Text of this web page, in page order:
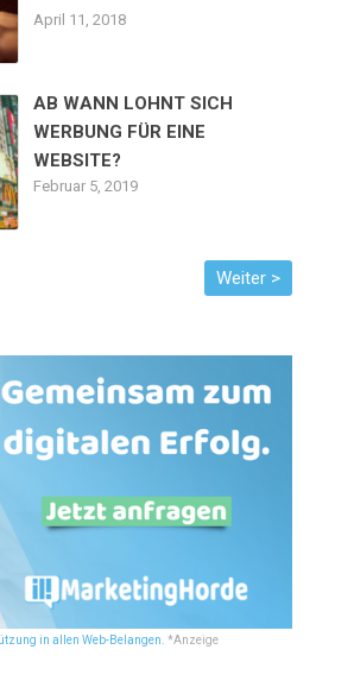
April 11, 2018
AB WANN LOHNT SICH
WERBUNG FÜR EINE
WEBSITE?
Februar 5, 2019
in allen Web-Belangen. *Anzeige